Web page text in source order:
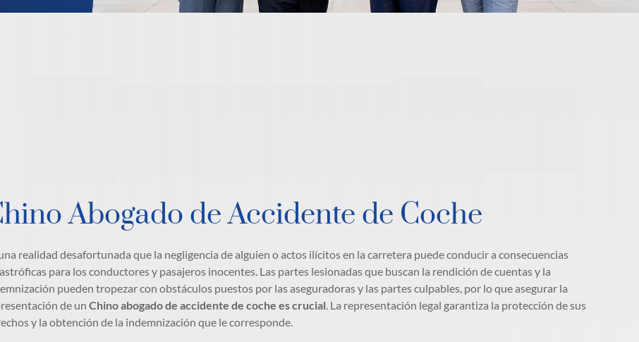
Abogado de Accidente de Coche
realidad desafortunada que la negligencia de alguien o actos ilícitos en la carretera puede conducir a consecuencias
para los conductores y pasajeros inocentes. Las partes lesionadas que buscan la rendición de cuentas y la
pueden tropezar con obstáculos puestos por las aseguradoras y las partes culpables, por lo que asegurar la
de unChino abogado de accidente de coche es crucial . La representación legal garantiza la protección de sus
y la obtención de la indemnización que le corresponde.